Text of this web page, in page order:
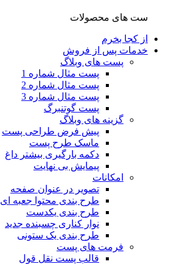
ست های محصولات
از کجا بخرم
خدمات پس از فروش
پست های وبلاگ
پست مثال شماره 1
پست مثال شماره 2
پست مثال شماره 3
پست گوتنبرگ
گزینه های وبلاگ
پیش فرض طراحی پست
ماسک طرح پست
دکمه بارگیری بیشتر داغ
پیمایش بی نهایت
امکانات
تصویر در عنوان صفحه
طرح بندی محتوا جعبه ای
طرح بندی یکدست
نوار کناری چسبنده جدید
طرح بندی یک ستونی
فرمت های پست
قالب پست نقل قول